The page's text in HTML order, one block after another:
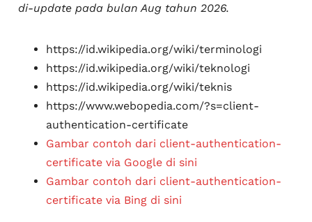
di-update pada bulan Aug tahun 2026.
https://id.wikipedia.org/wiki/terminologi
https://id.wikipedia.org/wiki/teknologi
https://id.wikipedia.org/wiki/teknis
https://www.webopedia.com/?s=client-
authentication-certificate
Gambar contoh dari client-authentication-
certificate via Google di sini
Gambar contoh dari client-authentication-
certificate via Bing di sini